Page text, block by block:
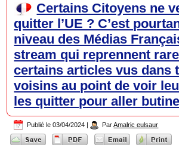
Certains Citoyens ne
quitter l’UE ? C’est
niveau des Médias
stream qui reprennent
certains articles vus dans
voisins au point de voir
les quitter pour aller
Publié le 03/04/2024 | Par Amalric eulsaur